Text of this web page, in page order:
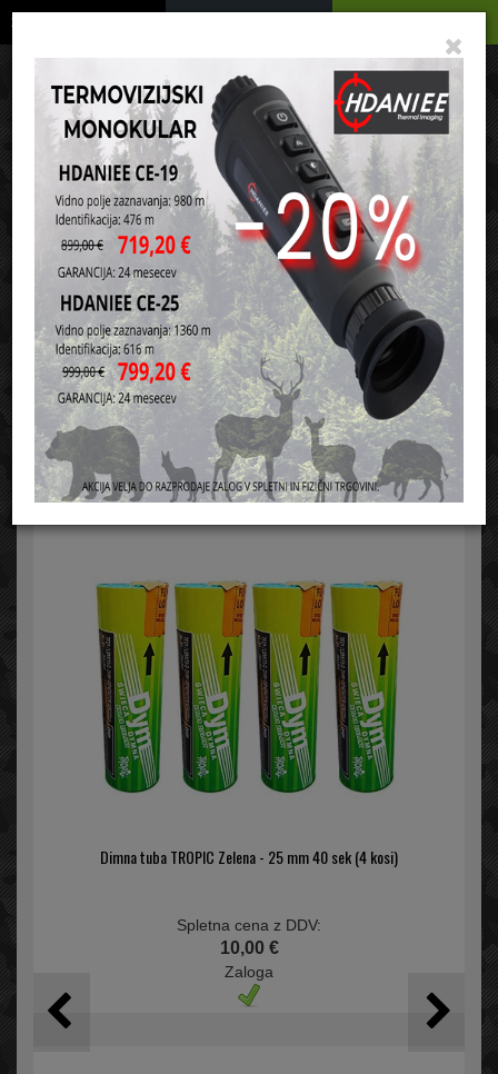
de
Vaša košarica je še prazna
Novi artikli
1 3 4 5 6 7 8 9 10
Dimna tuba TROPIC Zelena - 25 mm 40 sek (4 kosi)
Spletna cena z DDV:
10,00 €
Zaloga